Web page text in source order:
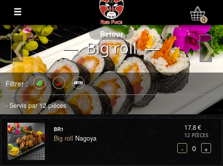
Mon Compte
0
Retour
— Big roll —
❮ ❯
Filtrer :
- Servis par 12 pièces
BR1
Big roll Nagoya
17.8 €
12 PIÈCES
- 0 +